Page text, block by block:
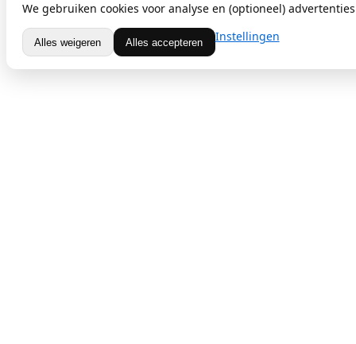
We gebruiken cookies voor analyse en (optioneel)
Alles weigeren Alles accepteren Instellingen